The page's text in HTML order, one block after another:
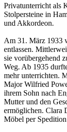
Privatunterricht als
Stolpersteine in
und Akkordeon.
Am 31. März 1933
entlassen.
sie vorübergehend
Weg. Ab 1935
mehr unterrichten.
Major Wilfried
ihrem Sohn nach
Mutter und den
ermöglichen. Clara
Möbel per